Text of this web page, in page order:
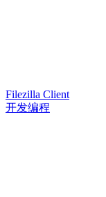
Filezilla Client
开发编程